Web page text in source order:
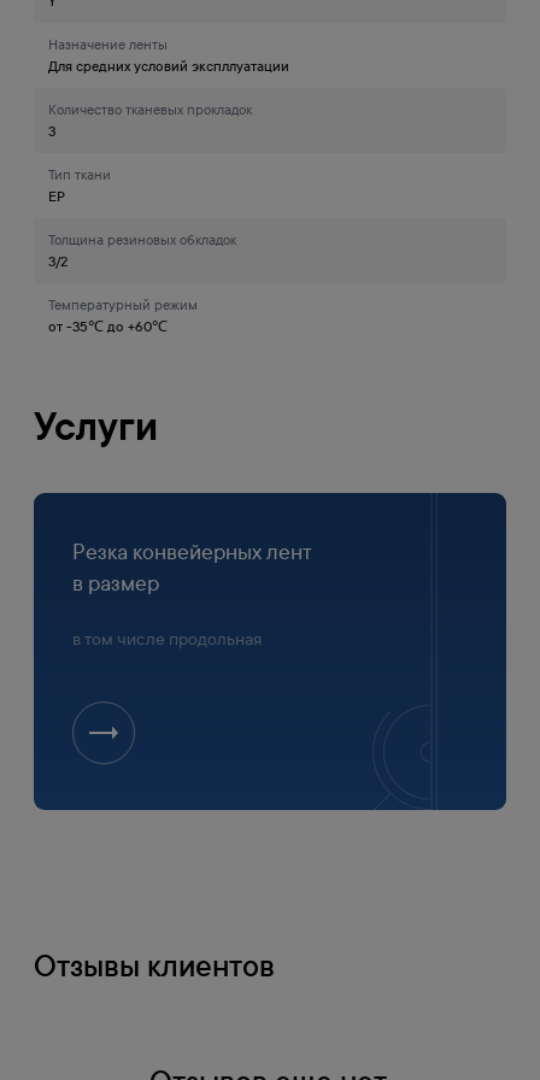
Назначение ленты
Для средних условий экспллуатации
Количество тканевых прокладок
3
Тип ткани
EP
Толщина резиновых обкладок
3/2
Температурный режим
от -35℃ до +60℃
Услуги
Резка конвейерных лент
в размер
в том числе продольная
Отзывы клиентов